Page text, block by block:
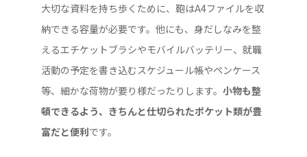
大切な資料を持ち歩くために、鞄はA4ファイルを収
納できる容量が必要です。他にも、身だしなみを整
えるエチケットブラシやモバイルバッテリー、就職
活動の予定を書き込むスケジュール帳やペンケース
等、細かな荷物が要り様だったりします。 小物も整
頓できるよう、きちんと仕切られたポケット類が豊
富だと便利です。